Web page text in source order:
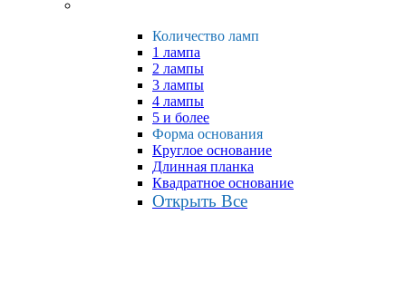
Количество ламп
1 лампа
2 лампы
3 лампы
4 лампы
5 и более
Форма основания
Круглое основание
Длинная планка
Квадратное основание
Открыть Все